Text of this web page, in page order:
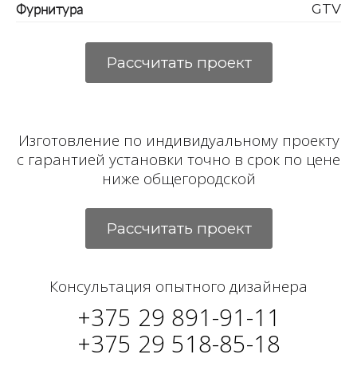
Фурнитура GTV
Рассчитать проект
Изготовление по индивидуальному проекту
с гарантией установки точно в срок по цене
ниже общегородской
Рассчитать проект
Консультация опытного дизайнера
+375 29 891-91-11
+375 29 518-85-18